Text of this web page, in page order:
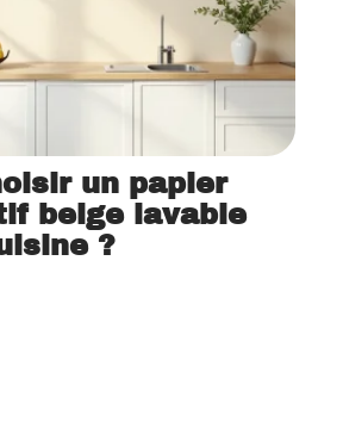
un papier
beige lavable
?